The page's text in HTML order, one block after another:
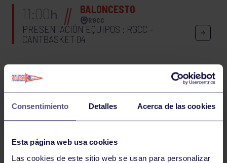
Consentimiento Detalles Acerca de las cookies
Esta página web usa cookies
Las cookies de este sitio web se usan para personalizar
11:00h BALONCESTO
RGCC
PRESENTACIÓN EQUIPOS : RGCC –
CANTBASKET 04
12:30
PRESENTACIÓN EQUIPOS : RGCC –
CANTBASKET 04